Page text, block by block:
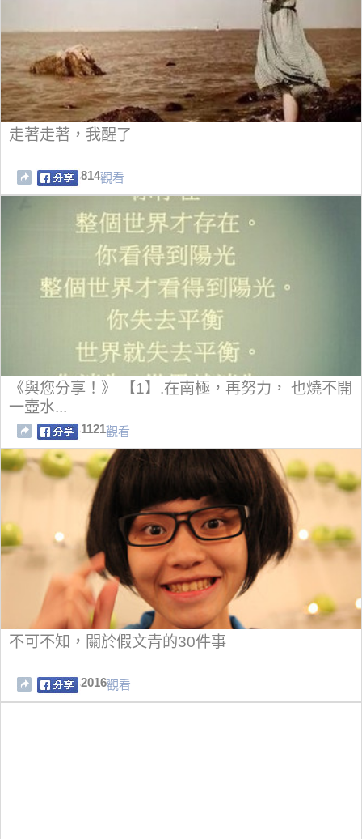
走著走著，我醒了
814觀看
《與您分享！》 【1】.在南極，再努力， 也燒不開
一壺水...
1121觀看
不可不知，關於假文青的30件事
2016觀看